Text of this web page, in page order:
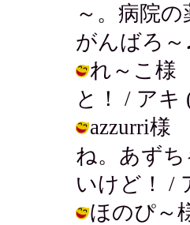
～。病院
がんばろ～
れ～こ様
と！ / アキ
azzurri様
ね。あず
いけど！ /
ほのぴ～